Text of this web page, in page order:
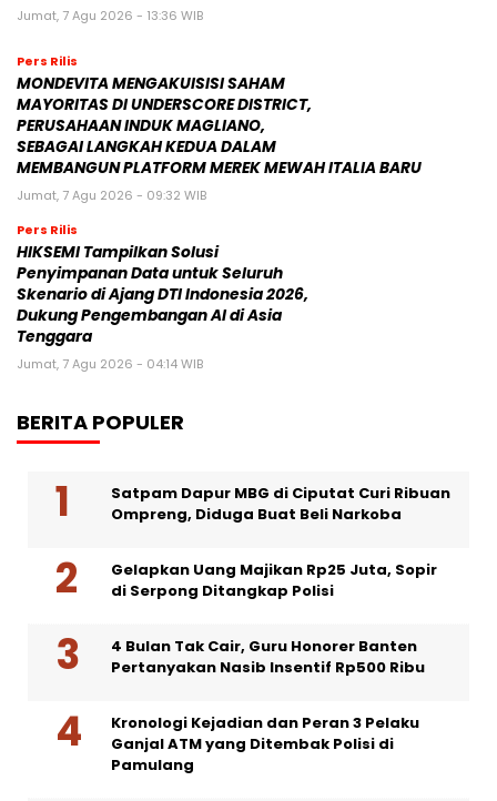
Jumat, 7 Agu 2026 - 13:36 WIB
Pers Rilis
MONDEVITA MENGAKUISISI SAHAM
MAYORITAS DI UNDERSCORE DISTRICT,
PERUSAHAAN INDUK MAGLIANO,
SEBAGAI LANGKAH KEDUA DALAM
MEMBANGUN PLATFORM MEREK MEWAH ITALIA BARU
Jumat, 7 Agu 2026 - 09:32 WIB
Pers Rilis
HIKSEMI Tampilkan Solusi
Penyimpanan Data untuk Seluruh
Skenario di Ajang DTI Indonesia 2026,
Dukung Pengembangan AI di Asia
Tenggara
Jumat, 7 Agu 2026 - 04:14 WIB
BERITA POPULER
Satpam Dapur MBG di Ciputat Curi Ribuan
Ompreng, Diduga Buat Beli Narkoba
Gelapkan Uang Majikan Rp25 Juta, Sopir
di Serpong Ditangkap Polisi
4 Bulan Tak Cair, Guru Honorer Banten
Pertanyakan Nasib Insentif Rp500 Ribu
Kronologi Kejadian dan Peran 3 Pelaku
Ganjal ATM yang Ditembak Polisi di
Pamulang